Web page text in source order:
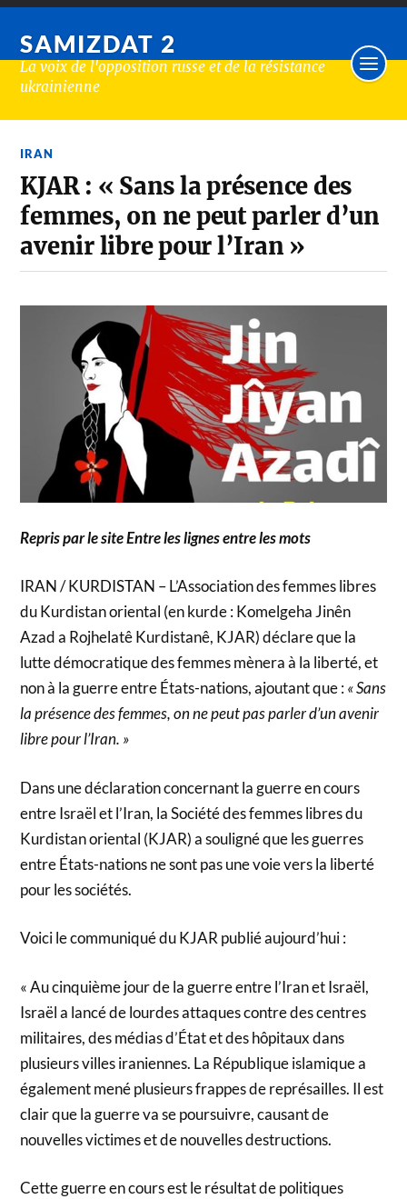
SAMIZDAT 2
La voix de l'opposition russe et de la résistance
ukrainienne
IRAN
KJAR : « Sans la présence des
femmes, on ne peut parler d’un
avenir libre pour l’Iran »
Repris par le site Entre les lignes entre les mots
IRAN / KURDISTAN – L’Association des femmes libres
du Kurdistan oriental (en kurde : Komelgeha Jinên
Azad a Rojhelatê Kurdistanê, KJAR) déclare que la
lutte démocratique des femmes mènera à la liberté, et
non à la guerre entre États-nations, ajoutant que :« Sans
la présence des femmes, on ne peut pas parler d’un avenir
libre pour l’Iran. »
Dans une déclaration concernant la guerre en cours
entre Israël et l’Iran, la Société des femmes libres du
Kurdistan oriental (KJAR) a souligné que les guerres
entre États-nations ne sont pas une voie vers la liberté
pour les sociétés.
Voici le communiqué du KJAR publié aujourd’hui :
« Au cinquième jour de la guerre entre l’Iran et Israël,
Israël a lancé de lourdes attaques contre des centres
militaires, des médias d’État et des hôpitaux dans
plusieurs villes iraniennes. La République islamique a
également mené plusieurs frappes de représailles. Il est
clair que la guerre va se poursuivre, causant de
nouvelles victimes et de nouvelles destructions.
Cette guerre en cours est le résultat de politiques